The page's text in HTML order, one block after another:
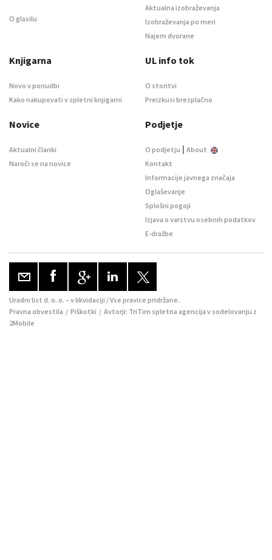
O glasilu
Aktualna izobraževanja
Izobraževanja po meri
Najem dvorane
Knjigarna
Novo v ponudbi
Kako nakupovati v spletni knjigarni
UL info tok
O storitvi
Preizkusi brezplačno
Novice
Aktualni članki
Naroči se na novice
Podjetje
O podjetju | About
Kontakt
Informacije javnega značaja
Oglaševanje
Splošni pogoji
Izjava o varstvu osebnih podatkov
E-dražbe
Uradni list d. o. o. – v likvidaciji / Vse pravice pridržane.
Pravna obvestila / Piškotki / Avtorji: TriTim spletna agencija v sodelovanju z
2Mobile